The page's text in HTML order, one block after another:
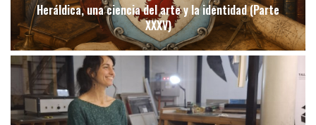
Heráldica, una ciencia del arte y la identidad (Parte
XXXV)